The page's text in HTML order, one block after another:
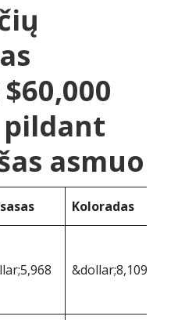
pildant
asmuo
Koloradas
&dollar;8,109